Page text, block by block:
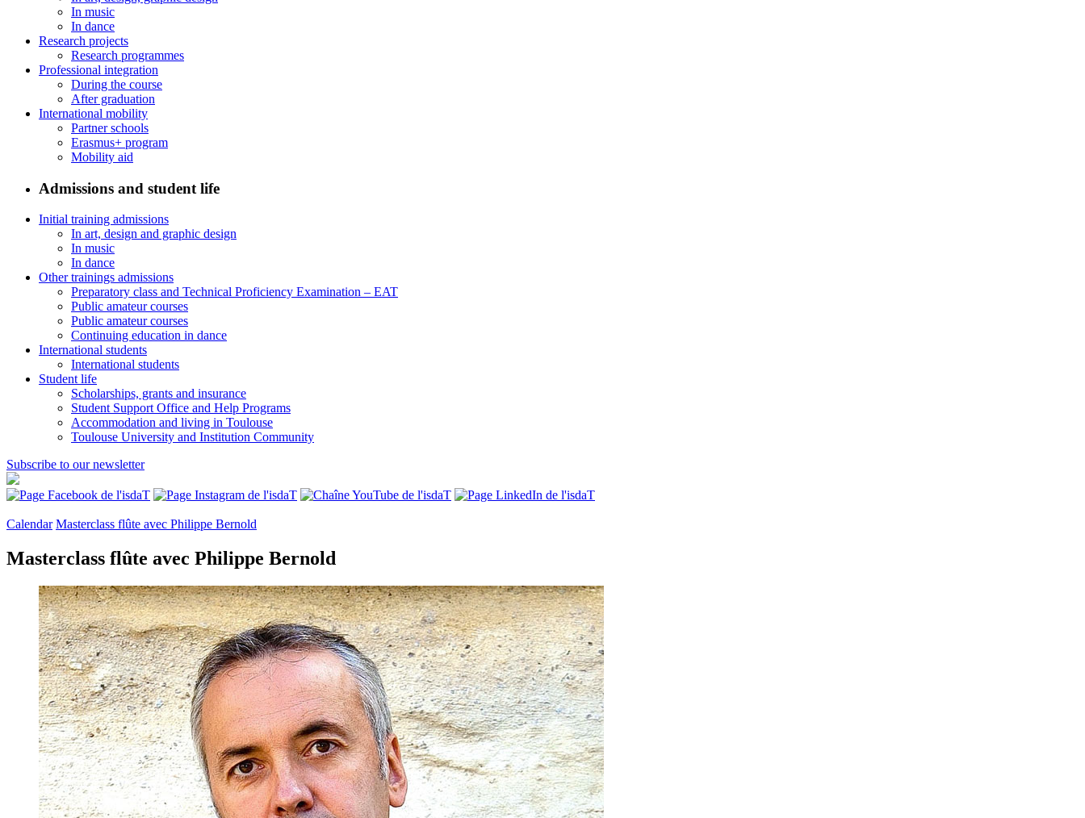
In music
In dance
Research projects
Research programmes
Professional integration
During the course
After graduation
International mobility
Partner schools
Erasmus+ program
Mobility aid
Admissions and student life
Initial training admissions
In art, design and graphic design
In music
In dance
Other trainings admissions
Preparatory class and Technical Proficiency Examination – EAT
Public amateur courses
Public amateur courses
Continuing education in dance
International students
International students
Student life
Scholarships, grants and insurance
Student Support Office and Help Programs
Accommodation and living in Toulouse
Toulouse University and Institution Community
Subscribe to our newsletter
Calendar Masterclass flûte avec Philippe Bernold
Masterclass flûte avec Philippe Bernold